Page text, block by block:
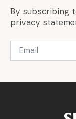
By subscribing
privacy
Email